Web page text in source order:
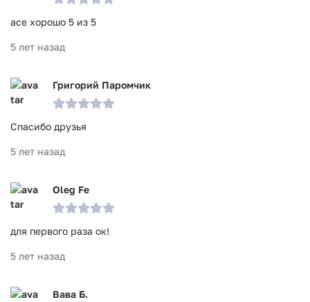
асе хорошо 5 из 5
5 лет назад
Григорий Паромчик
Спасибо друзья
5 лет назад
Oleg Fe
для первого раза ок!
5 лет назад
Вава Б.